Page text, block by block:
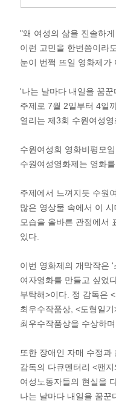
"왜 여성의 삶을 진솔하
이런 고민을 한번쯤이라
눈이 번쩍 뜨일 영화제가
'나는 날마다 내일을 꿈
주제로 7월 2일부터 4일
열리는 제3회 수원여성영
수원여성회 영화비평모
수원여성영화제는 영화
주제에서 느껴지듯 수원
많은 영상물 속에서 이
모습을 올바른 관점에서
있다.
이번 영화제의 개막작은
여자영화를 만들고 싶었
부탁해>이다. 정 감독은
최우수작품상, <도형일
최우수작품상을 수상하
또한 장애인 자매 수정과
감독의 다큐멘터리 <팬
여성노동자들의 현실을
나는 날마다 내일을 꿈꾼